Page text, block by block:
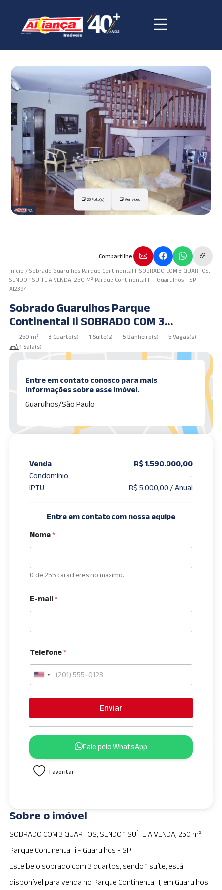
25 Foto(s) Ver vídeo
Compartilhe.
Início /Sobrado Guarulhos Parque Continental Ii SOBRADO COM 3 QUARTOS,
SENDO 1 SUÍTE A VENDA, 250 M² Parque Continental Ii – Guarulhos – SP
AI2394
Sobrado Guarulhos Parque
Continental Ii SOBRADO COM 3
QUARTOS, SENDO 1 SUÍTE A VENDA, 250
m² Parque Continental Ii – Guarulhos –
SP AI2394
250 m² 3 Quarto(s) 1 Suíte(s) 5 Banheiro(s)
5 Vagas(s)
1 Sala(s)
Entre em contato conosco para mais
informações sobre esse imóvel.
Guarulhos/São Paulo
Venda
R$ 1.590.000,00
Condomínio
-
IPTU
R$ 5.000,00 / Anual
Entre em contato com nossa equipe
Nome*
0 de 255 caracteres no máximo.
E-mail*
Telefone*
U
e
d
t
a
+
1
Enviar
Fale pelo WhatsApp
Favoritar
Sobre o imóvel
SOBRADO COM 3 QUARTOS, SENDO 1 SUÍTE A VENDA, 250 m²
Parque Continental Ii - Guarulhos - SP
Este belo sobrado com 3 quartos, sendo 1 suíte, está
disponível para venda no Parque Continental II, em Guarulhos